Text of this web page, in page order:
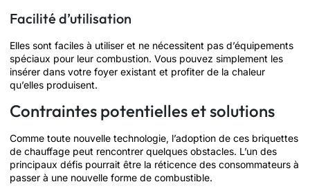
Facilité d’utilisation
Elles sont faciles à utiliser et ne nécessitent pas d’équipements
spéciaux pour leur combustion. Vous pouvez simplement les
insérer dans votre foyer existant et profiter de la chaleur
qu’elles produisent.
Contraintes potentielles et solutions
Comme toute nouvelle technologie, l’adoption de ces briquettes
de chauffage peut rencontrer quelques obstacles. L’un des
principaux défis pourrait être la réticence des consommateurs à
passer à une nouvelle forme de combustible.